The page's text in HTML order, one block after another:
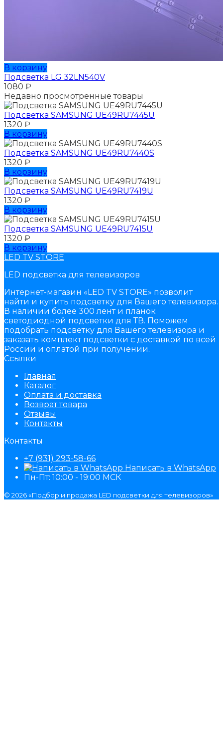
В корзину
Подсветка LG 32LN540V
1080 ₽
Недавно просмотренные товары
Подсветка SAMSUNG UЕ49RU7445U
1320 ₽
В корзину
Подсветка SAMSUNG UЕ49RU7440S
1320 ₽
В корзину
Подсветка SAMSUNG UЕ49RU7419U
1320 ₽
В корзину
Подсветка SAMSUNG UЕ49RU7415U
1320 ₽
В корзину
LED TV STORE
LED подсветка для телевизоров
Интернет-магазин «LED TV STORE» позволит
найти и купить подсветку для Вашего телевизора.
В наличии более 300 лент и планок
светодиодной подсветки для ТВ. Поможем
подобрать подсветку для Вашего телевизора и
заказать комплект подсветки с доставкой по всей
России и оплатой при получении.
Ссылки
Главная
Каталог
Оплата и доставка
Возврат товара
Отзывы
Контакты
Контакты
+7 (931) 293-58-66
Написать в WhatsApp
Пн-Пт: 10:00 - 19:00 МСК
© 2026 «Подбор и продажа LED подсветки для телевизоров»